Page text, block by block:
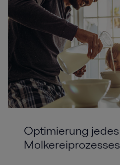
Optimierung jedes
Molkereiprozesses